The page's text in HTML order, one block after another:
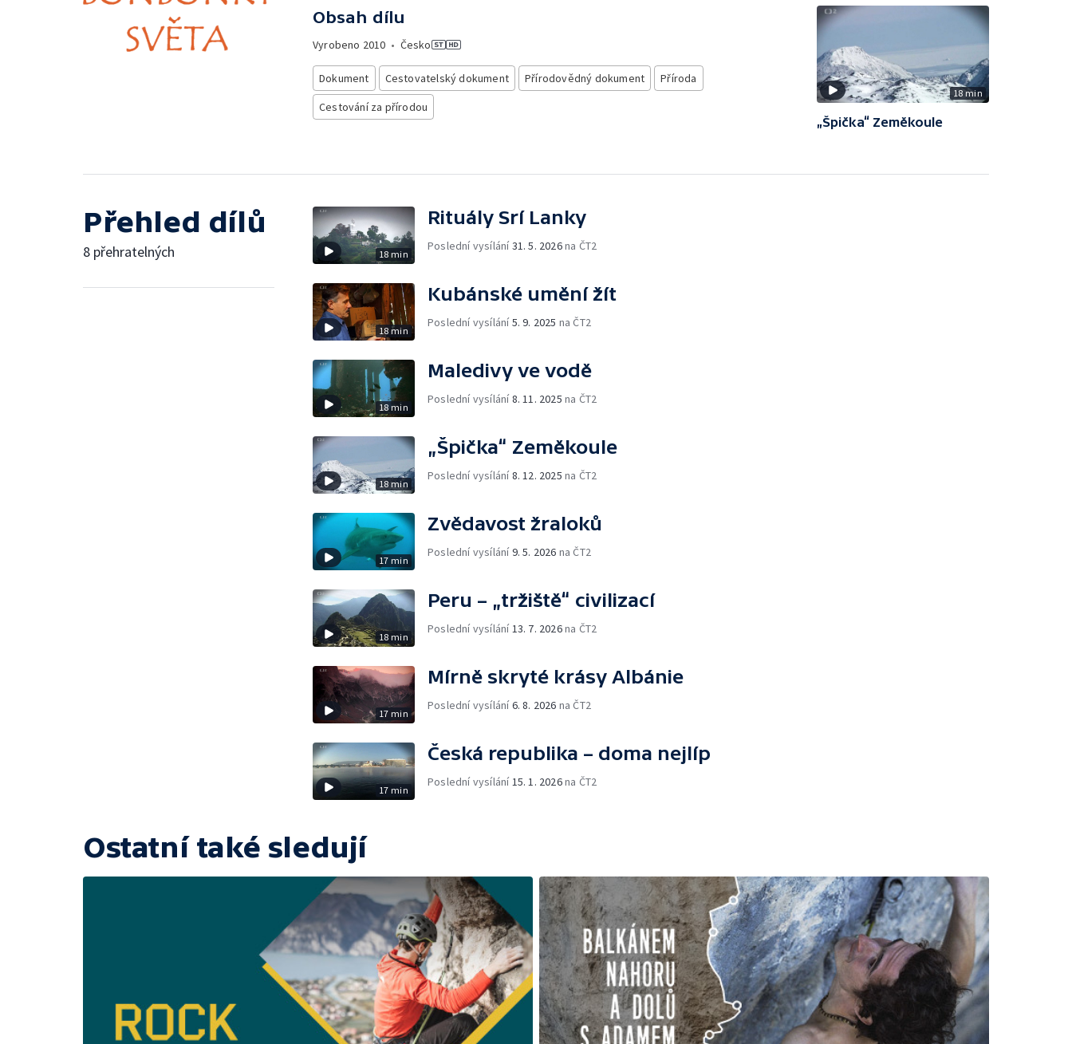
Obsah dílu
Vyrobeno 2010 • Česko
Dokument Cestovatelský dokument Přírodovědný dokument
Příroda
Cestování za přírodou
18 min
„Špička“ Zeměkoule
Přehled dílů
8 přehratelných 18 min
Rituály Srí Lanky
Poslední vysílání31. 5. 2026na ČT2
18 min
Kubánské umění žít
Poslední vysílání5. 9. 2025 na ČT2
18 min
Maledivy ve vodě
Poslední vysílání8. 11. 2025 na ČT2
18 min
„Špička“ Zeměkoule
Poslední vysílání8. 12. 2025 na ČT2
17 min
Zvědavost žraloků
Poslední vysílání9. 5. 2026 na ČT2
18 min
Peru – „tržiště“ civilizací
Poslední vysílání 13. 7. 2026na ČT2
17 min
Mírně skryté krásy Albánie
Poslední vysílání6. 8. 2026 na ČT2
17 min
Česká republika – doma nejlíp
Poslední vysílání 15. 1. 2026na ČT2
Ostatní také sledují